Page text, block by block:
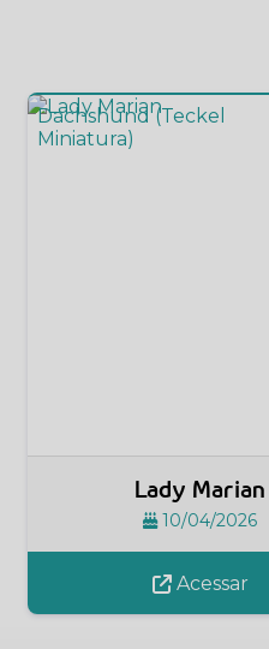
Lady Marian
10/04/2026
Dachshund (Teckel
Miniatura)
Acessar